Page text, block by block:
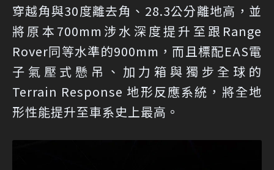
穿越角與30度離去角、28.3公分離地高，並
將原本700mm涉水深度提升至跟Range
Rover同等水準的900mm，而且標配EAS電
子氣壓式懸吊、加力箱與獨步全球的
Terrain Response 地形反應系統，將全地
形性能提升至車系史上最高。